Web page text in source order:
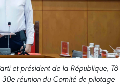
et président de la République, Tô
réunion du Comité de pilotage